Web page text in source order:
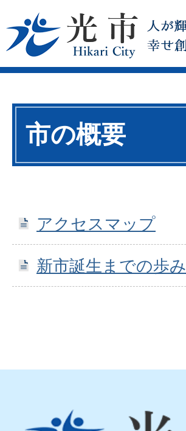
市の概要
アクセスマップ
新市誕生までの歩み